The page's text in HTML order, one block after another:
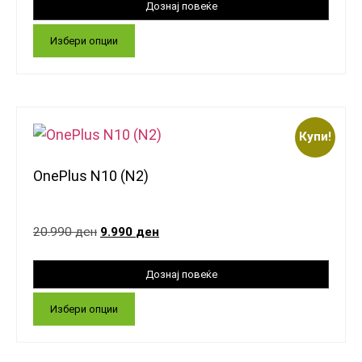
Избери опции
Купи!
OnePlus N10 (N2)
20.990ден 9.990 ден
Избери опции